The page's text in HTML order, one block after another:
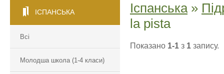
ІСПАНСЬКА
Всі
Молодша школа (1-4 класи)
Іспанська»
la pista
Показано 1-1 з 1 запису.